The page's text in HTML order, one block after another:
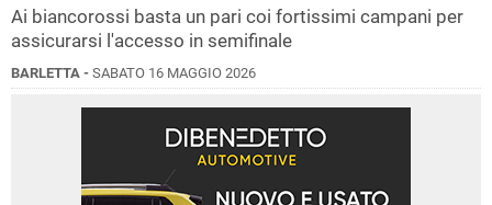
Ai biancorossi basta un pari coi fortissimi campani per
assicurarsi l'accesso in semifinale
BARLETTA - SABATO 16 MAGGIO 2026